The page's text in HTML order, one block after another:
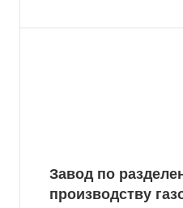
Завод по
производству